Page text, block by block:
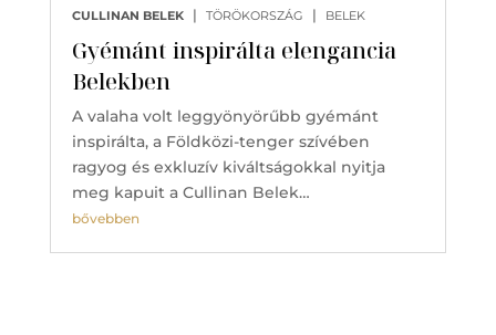
Gyémánt inspirálta elengancia
Belekben
CULLINAN BELEK | TÖRÖKORSZÁG | BELEK
A valaha volt leggyönyörűbb gyémánt
inspirálta, a Földközi-tenger szívében
ragyog és exkluzív kiváltságokkal nyitja
meg kapuit a Cullinan Belek…
bővebben